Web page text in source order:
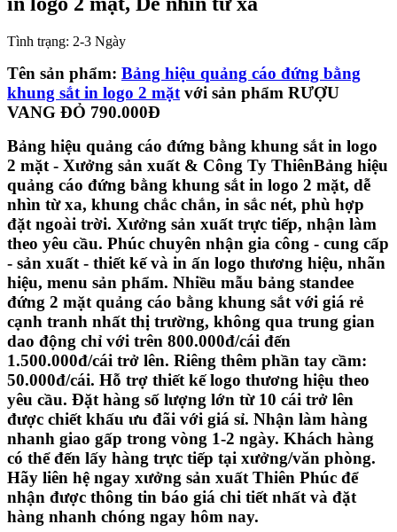
Tình trạng: 2-3 Ngày
Tên sản phẩm: Bảng hiệu quảng cáo đứng bằng
khung sắt in logo 2 mặt với sản phẩm RƯỢU
VANG ĐỎ 790.000Đ
Bảng hiệu quảng cáo đứng bằng khung sắt in logo
2 mặt - Xưởng sản xuất & Công Ty ThiênBảng hiệu
quảng cáo đứng bằng khung sắt in logo 2 mặt, dễ
nhìn từ xa, khung chắc chắn, in sắc nét, phù hợp
đặt ngoài trời. Xưởng sản xuất trực tiếp, nhận làm
theo yêu cầu. Phúc chuyên nhận gia công - cung cấp
- sản xuất - thiết kế và in ấn logo thương hiệu, nhãn
hiệu, menu sản phẩm. Nhiều mẫu bảng standee
đứng 2 mặt quảng cáo bằng khung sắt với giá rẻ
cạnh tranh nhất thị trường, không qua trung gian
dao động chỉ với trên 800.000đ/cái đến
1.500.000đ/cái trở lên. Riêng thêm phần tay cầm:
50.000đ/cái. Hỗ trợ thiết kế logo thương hiệu theo
yêu cầu. Đặt hàng số lượng lớn từ 10 cái trở lên
được chiết khấu ưu đãi với giá sỉ. Nhận làm hàng
nhanh giao gấp trong vòng 1-2 ngày. Khách hàng
có thể đến lấy hàng trực tiếp tại xưởng/văn phòng.
Hãy liên hệ ngay xưởng sản xuất Thiên Phúc để
nhận được thông tin báo giá chi tiết nhất và đặt
hàng nhanh chóng ngay hôm nay.